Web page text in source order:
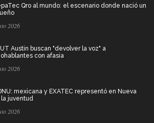
Qro al mundo: el escenario donde nació un
2026
Austin buscan "devolver la voz" a
con afasia
2026
mexicana y EXATEC representó en Nueva
la juventud
2026